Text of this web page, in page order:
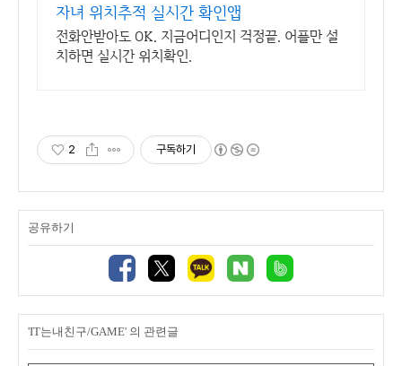
자녀 위치추적 실시간 확인앱
전화안받아도 OK. 지금어디인지 걱정끝. 어플만 설
치하면 실시간 위치확인.
2 구독하기
공유하기
'IT는내친구/GAME' 의 관련글